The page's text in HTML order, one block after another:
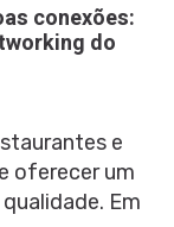
conexões:
do
e
oferecer um
Em